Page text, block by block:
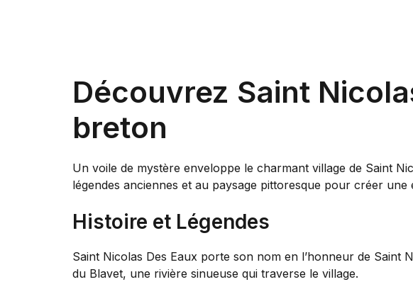
Découvrez Saint
breton
Un voile de mystère enveloppe le charmant village de Saint
légendes anciennes et au paysage pittoresque pour créer une
Histoire et Légendes
Saint Nicolas Des Eaux porte son nom en l’honneur de
du Blavet, une rivière sinueuse qui traverse le village.